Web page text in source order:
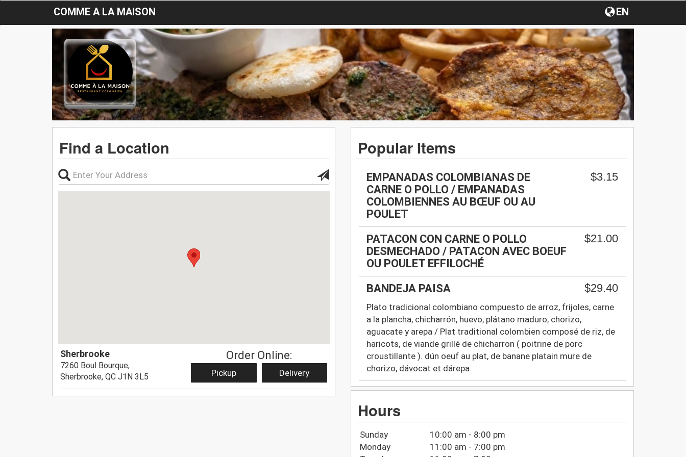
COMME A LA MAISON EN
Find a Location
Sherbrooke
7260 Boul Bourque,
Sherbrooke, QC J1N 3L5
Order Online:
Pickup Delivery
Popular Items
EMPANADAS COLOMBIANAS DE
CARNE O POLLO / EMPANADAS
COLOMBIENNES AU BŒUF OU AU
POULET
$3.15
PATACON CON CARNE O POLLO
DESMECHADO / PATACON AVEC BOEUF
OU POULET EFFILOCHÉ
$21.00
BANDEJA PAISA $29.40
Plato tradicional colombiano compuesto de arroz, frijoles, carne
a la plancha, chicharrón, huevo, plátano maduro, chorizo,
aguacate y arepa / Plat traditional colombien composé de riz, de
haricots, de viande grillé de chicharron ( poitrine de porc
croustillante ). dún oeuf au plat, de banane platain mure de
chorizo, dávocat et dárepa.
Hours
Sunday
10:00 am - 8:00 pm
Monday
11:00 am - 7:00 pm